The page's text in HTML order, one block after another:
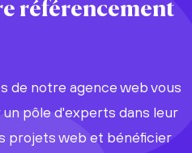
référencement
de notre agence web vous
pôle d'experts dans leur
projets web et bénéficier